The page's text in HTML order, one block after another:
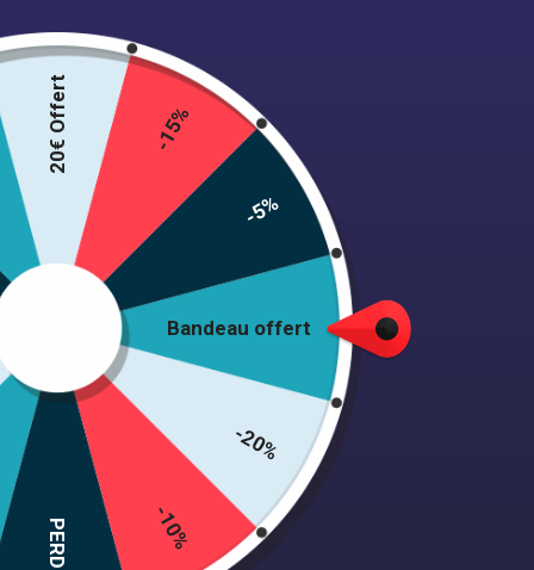
34,99
Taille
Ajouter au panier
Expédition 24/48h • Satisfait ou remboursé • +1000 clientes
Paiement sécurisé garanti
Bandeau offert
-20%
-10%
PERDU
20€ Offert -15%
-5%